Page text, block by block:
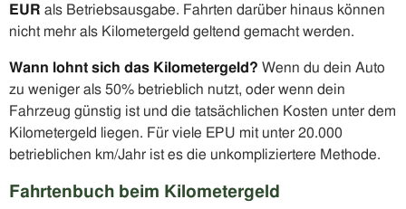
EUR als Betriebsausgabe. Fahrten darüber hinaus können
nicht mehr als Kilometergeld geltend gemacht werden.
Wann lohnt sich das Kilometergeld? Wenn du dein Auto
zu weniger als 50% betrieblich nutzt, oder wenn dein
Fahrzeug günstig ist und die tatsächlichen Kosten unter dem
Kilometergeld liegen. Für viele EPU mit unter 20.000
betrieblichen km/Jahr ist es die unkompliziertere Methode.
Fahrtenbuch beim Kilometergeld